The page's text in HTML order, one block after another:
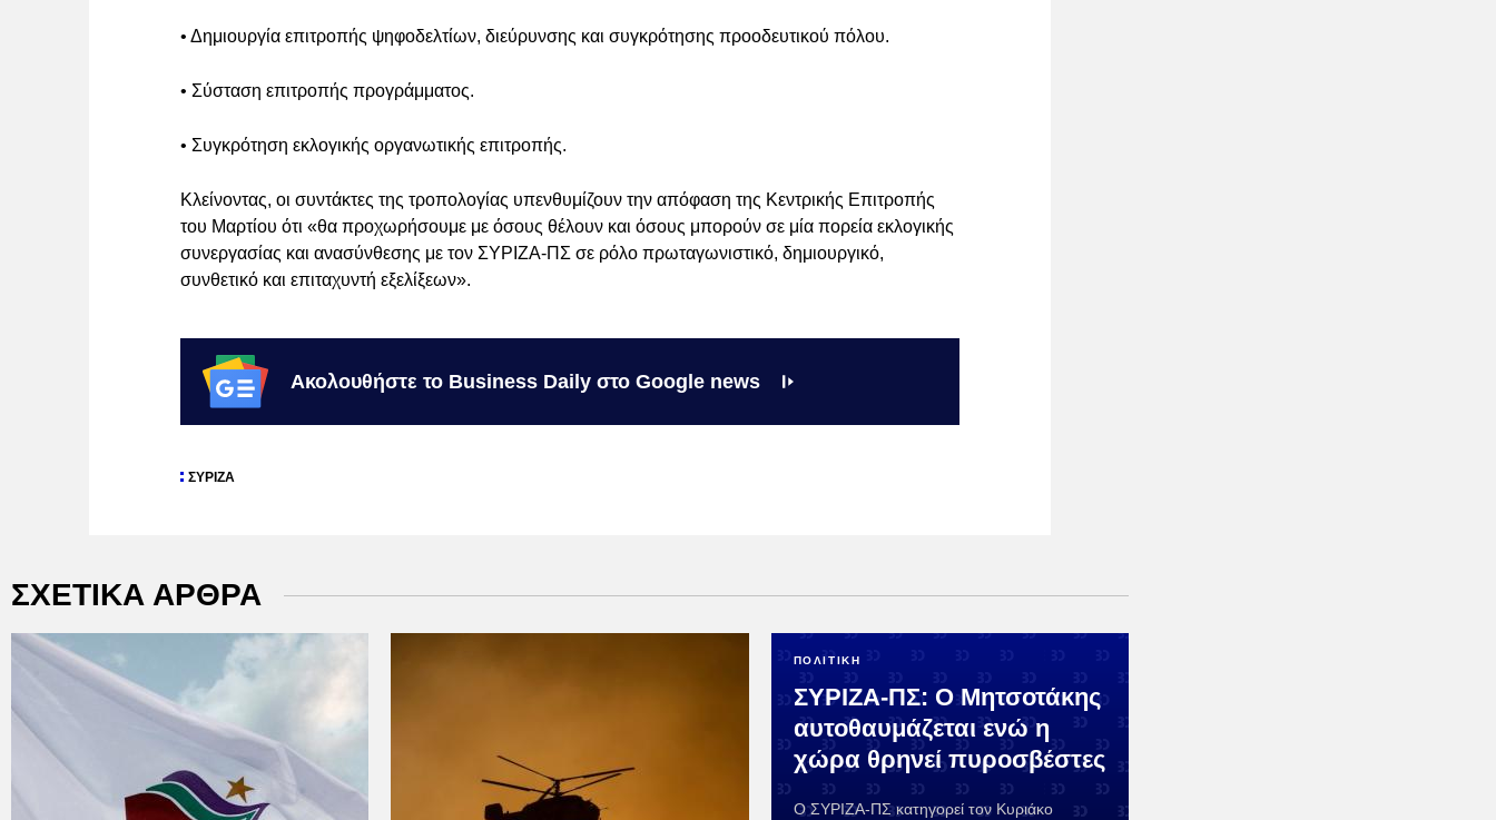
• Δημιουργία επιτροπής ψηφοδελτίων, διεύρυνσης και συγκρότησης προοδευτικού πόλου.
• Σύσταση επιτροπής προγράμματος.
• Συγκρότηση εκλογικής οργανωτικής επιτροπής.
Κλείνοντας, οι συντάκτες της τροπολογίας υπενθυμίζουν την απόφαση της Κεντρικής Επιτροπής
του Μαρτίου ότι «θα προχωρήσουμε με όσους θέλουν και όσους μπορούν σε μία πορεία εκλογικής
συνεργασίας και ανασύνθεσης με τον ΣΥΡΙΖΑ-ΠΣ σε ρόλο πρωταγωνιστικό, δημιουργικό,
συνθετικό και επιταχυντή εξελίξεων».
Ακολουθήστε το Business Daily στο Google news
ΣΥΡΙΖΑ
ΣΧΕΤΙΚΑ ΑΡΘΡΑ
ΠΟΛΙΤΙΚΗ
ΣΥΡΙΖΑ-ΠΣ: Ο Μητσοτάκης
αυτοθαυμάζεται ενώ η
χώρα θρηνεί πυροσβέστες
Ο ΣΥΡΙΖΑ-ΠΣ κατηγορεί τον Κυριάκο